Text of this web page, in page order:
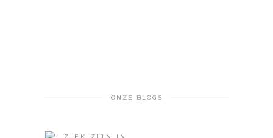
ONZE BLOGS